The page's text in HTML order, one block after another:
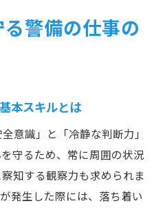
務が地域に与える影響
日常にもたらす安心感
動の連携事例を解説
たい方へのガイド
初心者にも分かりやすく
警備の仕事の
本スキルとは
意識」と「冷静な判断力」
守るため、常に周囲の状況
知する観察力も求められま
発生した際には、落ち着い